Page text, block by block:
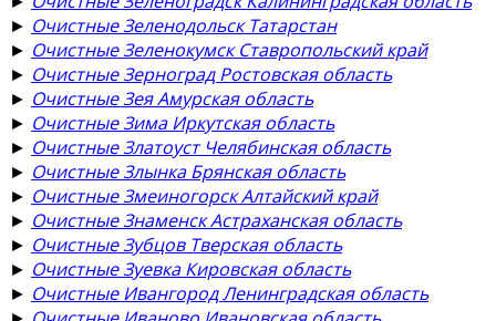
► Очистные Зеленодольск Татарстан
► Очистные Зеленокумск Ставропольский край
► Очистные Зерноград Ростовская область
► Очистные Зея Амурская область
► Очистные Зима Иркутская область
► Очистные Златоуст Челябинская область
► Очистные Злынка Брянская область
► Очистные Змеиногорск Алтайский край
► Очистные Знаменск Астраханская область
► Очистные Зубцов Тверская область
► Очистные Зуевка Кировская область
► Очистные Ивангород Ленинградская область